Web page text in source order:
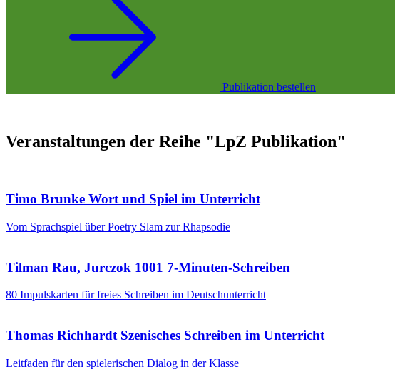
Publikation bestellen
Veranstaltungen der Reihe "LpZ Publikation"
Timo Brunke Wort und Spiel im Unterricht
Vom Sprachspiel über Poetry Slam zur Rhapsodie
Tilman Rau, Jurczok 1001 7-Minuten-Schreiben
80 Impulskarten für freies Schreiben im Deutschunterricht
Thomas Richhardt Szenisches Schreiben im Unterricht
Leitfaden für den spielerischen Dialog in der Klasse